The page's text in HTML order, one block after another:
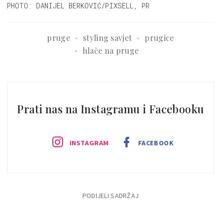
PHOTO: DANIJEL BERKOVIĆ/PIXSELL, PR
pruge styling savjet
prugice
hlače na pruge
Prati nas na Instagramu i Facebooku
INSTAGRAM FACEBOOK
PODIJELI SADRŽAJ